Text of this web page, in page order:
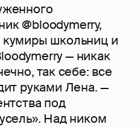
@bloodymerry,
кумиры школьниц и
— никак
так себе: все
руками Лена. —
под
Над ником